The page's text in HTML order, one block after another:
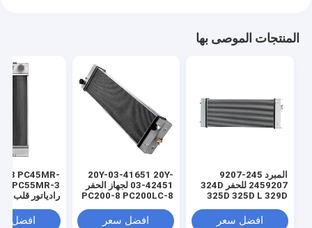
المنتجات الموصى بها
المبرد 245-9207
2459207 للحفر 324D
325D 325D L 329D
افضل سعر
20Y-03-41651 20Y-
03-42451 لجهاز الحفر
PC200-8 PC200LC-8
افضل سعر
3 PC45MR-
افضل